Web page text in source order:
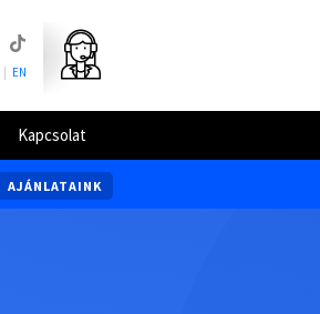
EN
Kapcsolat
AJÁNLATAINK